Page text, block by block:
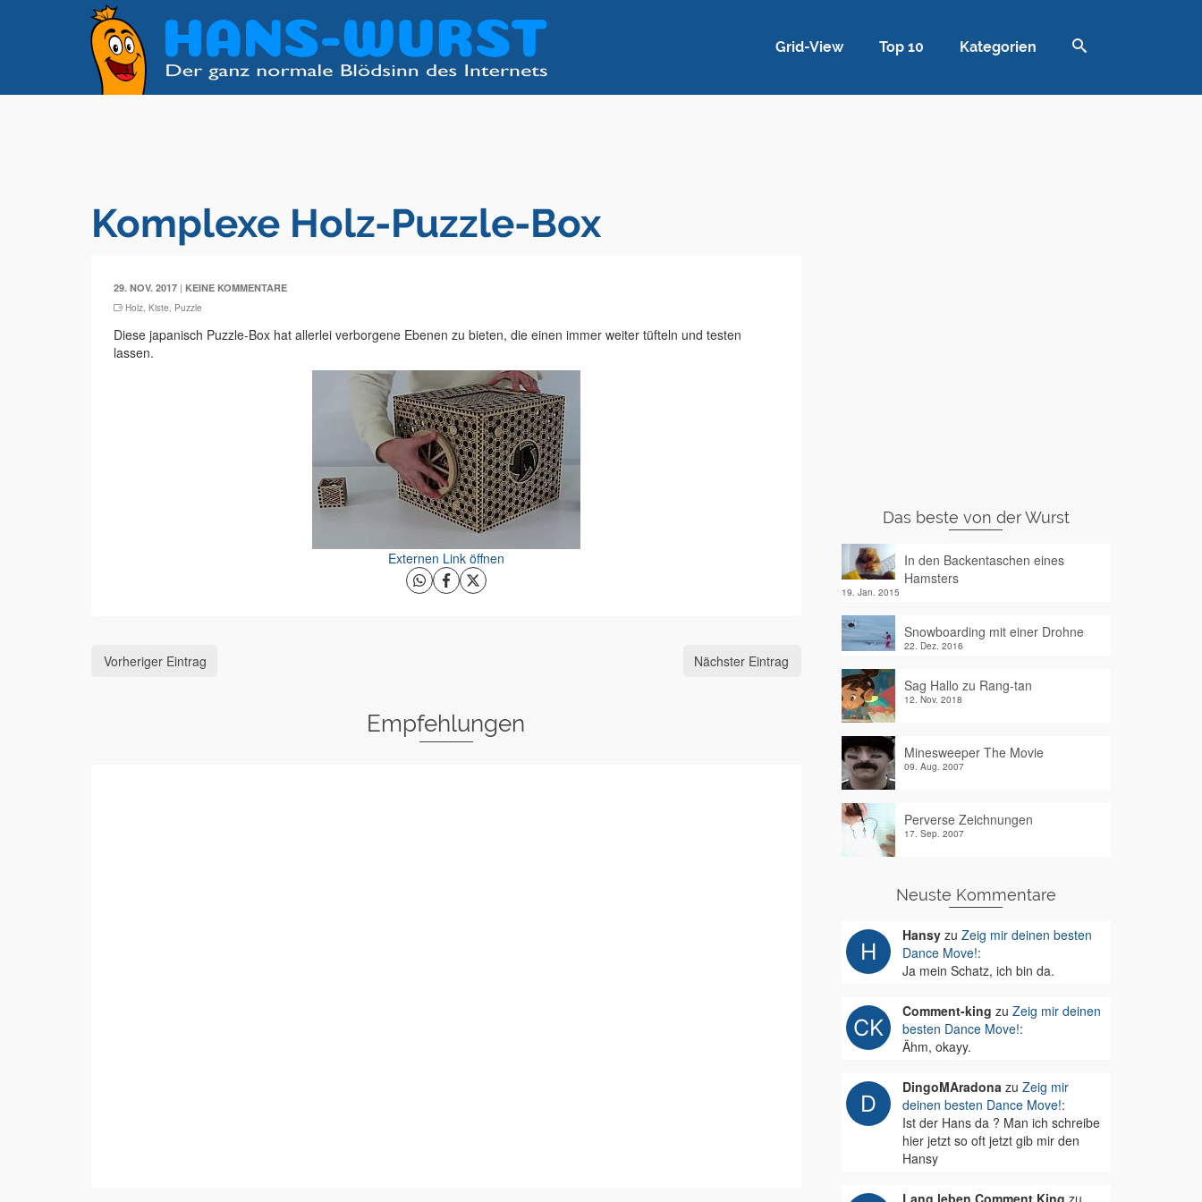
Grid-View Top 10 Kategorien
Komplexe Holz-Puzzle-Box
29. NOV. 2017 | KEINE KOMMENTARE
Holz, Kiste, Puzzle
Diese japanisch Puzzle-Box hat allerlei verborgene Ebenen zu bieten, die einen immer weiter tüfteln und testen
lassen.
Externen Link öffnen
Vorheriger Eintrag Nächster Eintrag
Empfehlungen
Das beste von der Wurst
In den Backentaschen eines
Hamsters
19. Jan. 2015
Snowboarding mit einer Drohne
22. Dez. 2016
Sag Hallo zu Rang-tan
12. Nov. 2018
Minesweeper The Movie
09. Aug. 2007
Perverse Zeichnungen
17. Sep. 2007
Neuste Kommentare
Hansyzu Zeig mir deinen besten
Dance Move!:
Ja mein Schatz, ich bin da.
Comment-king zu Zeig mir deinen
besten Dance Move!:
Ähm, okayy.
DingoMAradonazu Zeig mir
deinen besten Dance Move!:
Ist der Hans da ? Man ich schreibe
hier jetzt so oft jetzt gib mir den
Hansy
Lang leben Comment King zu